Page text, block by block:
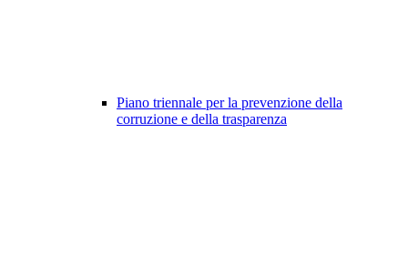
Piano triennale per la prevenzione della
corruzione e della trasparenza